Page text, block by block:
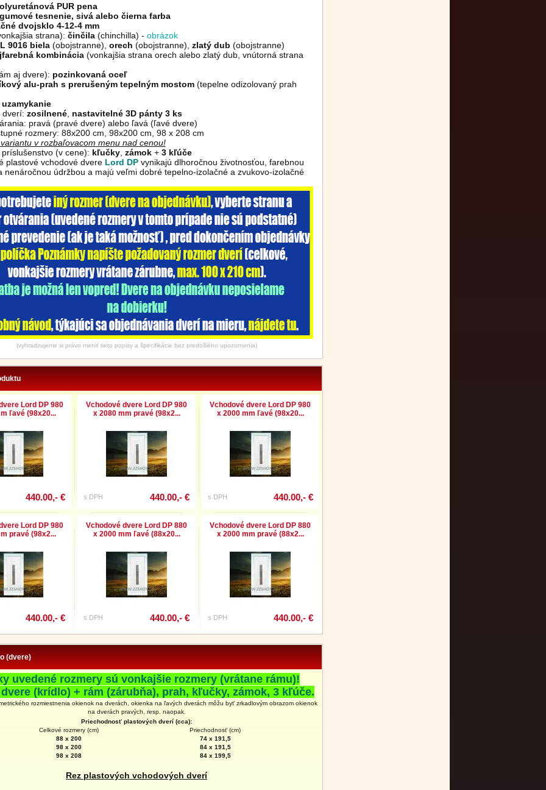
PUR pena
tesnenie, sivá alebo čierna farba
dvojsklo 4-12-4 mm
strana): činčila(chinchilla) - obrázok
9016 biela(obojstranne), orech (obojstranne), zlatý dub (obojstranne)
kombinácia (vonkajšia strana orech alebo zlatý dub, vnútorná strana
aj dvere): pozinkovaná oceľ
alu-prah s prerušeným tepelným mostom(tepelne odizolovaný prah
dverí: zosilnené, nastavitelné 3D pánty 3 ks
pravá (pravé dvere) alebo ľavá (ľavé dvere)
rozmery: 88x200 cm, 98x200 cm, 98 x 208 cm
v rozbaľovacom menu nad cenou!
(v cene): kľučky, zámok+ 3 kľúče
plastové vchodové dvere Lord DPvynikajú dlhoročnou životnosťou, farebnou
nenáročnou údržbou a majú veľmi dobré tepelno-izolačné a zvukovo-izolačné
(vyhradzujeme si právo meniť tieto popisy a špecifikácie bez predošlého upozornenia)
Lord DP 980
ľavé (98x20...
440.00,- €
Vchodové dvere Lord DP 980
x 2080 mm pravé (98x2...
s DPH 440.00,- €
Vchodové dvere Lord DP 980
x 2000 mm ľavé (98x20...
s DPH 440.00,- €
Lord DP 980
pravé (98x2...
440.00,- €
Vchodové dvere Lord DP 880
x 2000 mm ľavé (88x20...
s DPH 440.00,- €
Vchodové dvere Lord DP 880
x 2000 mm pravé (88x2...
s DPH 440.00,- €
(dvere)
uvedené rozmery sú vonkajšie rozmery (vrátane rámu)!
(krídlo) + rám (zárubňa), prah, kľučky, zámok, 3 kľúče.
rozmiestnenia okienok na dverách, okienka na ľavých dverách môžu byť zrkadlovým obrazom okienok
na dverách pravých, resp. naopak.
Priechodnosť plastových dverí (cca):
Celkové rozmery (cm)
Priechodnosť (cm)
88 x 200
74 x 191,5
98 x 200
84 x 191,5
98 x 208
84 x 199,5
Rez plastových vchodových dverí